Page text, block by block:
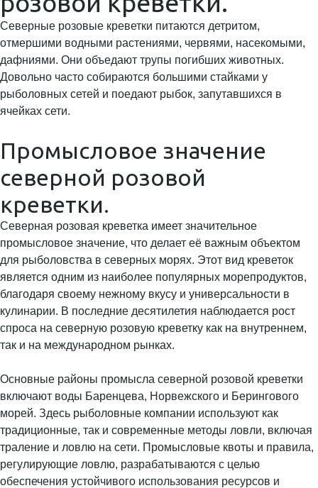
Северные розовые креветки питаются детритом,
отмершими водными растениями, червями, насекомыми,
дафниями. Они объедают трупы погибших животных.
Довольно часто собираются большими стайками у
рыболовных сетей и поедают рыбок, запутавшихся в
ячейках сети.
Промысловое значение
северной розовой
креветки.
Северная розовая креветка имеет значительное
промысловое значение, что делает её важным объектом
для рыболовства в северных морях. Этот вид креветок
является одним из наиболее популярных морепродуктов,
благодаря своему нежному вкусу и универсальности в
кулинарии. В последние десятилетия наблюдается рост
спроса на северную розовую креветку как на внутреннем,
так и на международном рынках.
Основные районы промысла северной розовой креветки
включают воды Баренцева, Норвежского и Берингового
морей. Здесь рыболовные компании используют как
традиционные, так и современные методы ловли, включая
траление и ловлю на сети. Промысловые квоты и правила,
регулирующие ловлю, разрабатываются с целью
обеспечения устойчивого использования ресурсов и